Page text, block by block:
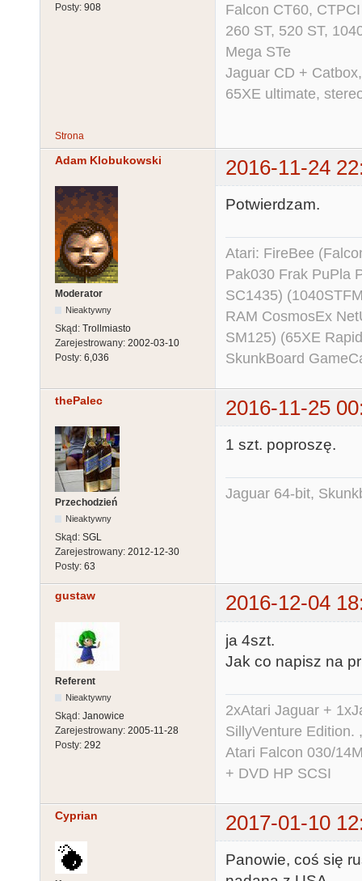
Posty: 908
Falcon CT60,
260 ST, 520 ST,
Mega STe
Jaguar CD +
65XE ultimate,
Strona
Adam Klobukowski 2016-11-24
Moderator
Nieaktywny
Skąd: Trollmiasto
Zarejestrowany: 2002-03-10
Posty: 6,036
Potwierdzam.
Atari: FireBee
Pak030 Frak PuPla
SC1435)
RAM CosmosEx
SM125) (65XE
SkunkBoard
thePalec 2016-11-25
Przechodzień
Nieaktywny
Skąd: SGL
Zarejestrowany: 2012-12-30
Posty: 63
1 szt. poproszę.
Jaguar 64-bit,
gustaw 2016-12-04
Referent
Nieaktywny
Skąd: Janowice
Zarejestrowany: 2005-11-28
Posty: 292
ja 4szt.
Jak co napisz na
2xAtari Jaguar +
SillyVenture Edition.
Atari Falcon 030/
+ DVD HP SCSI
Cyprian 2017-01-10
Panowie, coś się